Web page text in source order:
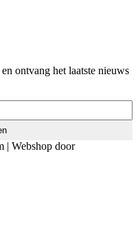
ontvang het laatste nieuws
| Webshop door